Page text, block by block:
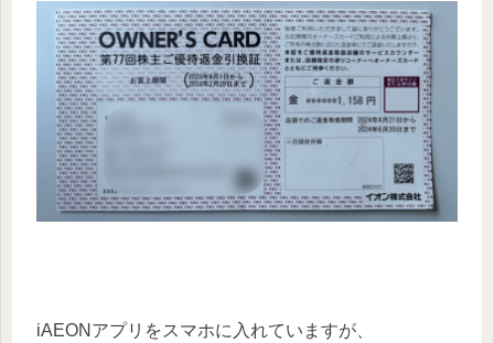
iAEONアプリをスマホに入れていますが、